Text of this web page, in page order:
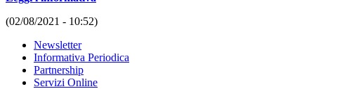
(02/08/2021 - 10:52)
Newsletter
Informativa Periodica
Partnership
Servizi Online